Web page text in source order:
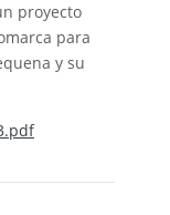
proyecto
para
y su